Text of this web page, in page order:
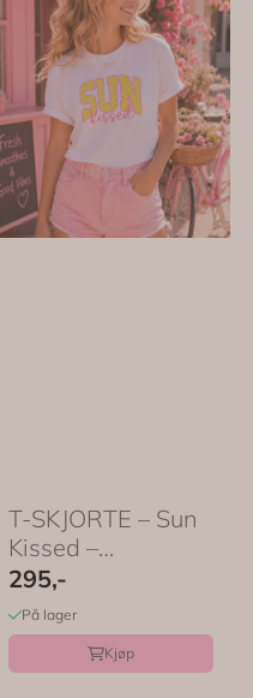
T-SKJORTE – Sun
Kissed –
Festligetrykk
295,-
På lager
Kjøp